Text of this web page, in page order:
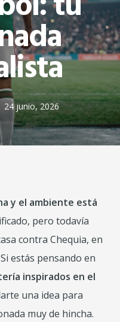
24 junio, 2026
y el ambiente está
pero todavía
contra Chequia, en
estás pensando en
inspirados en el
una idea para
muy de hincha.